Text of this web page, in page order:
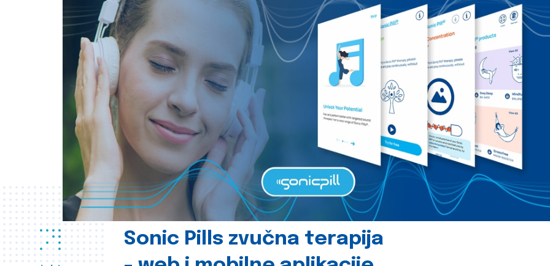
Sonic Pills zvučna terapija